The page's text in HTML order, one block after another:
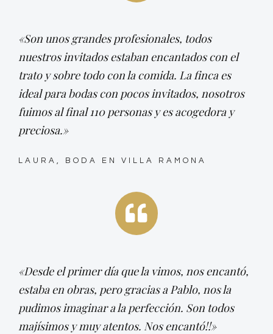
«Son unos grandes profesionales, todos
nuestros invitados estaban encantados con el
trato y sobre todo con la comida. La finca es
ideal para bodas con pocos invitados, nosotros
fuimos al final 110 personas y es acogedora y
preciosa.»
LAURA, BODA EN VILLA RAMONA
«Desde el primer día que la vimos, nos encantó,
estaba en obras, pero gracias a Pablo, nos la
pudimos imaginar a la perfección. Son todos
majísimos y muy atentos. Nos encantó!!»